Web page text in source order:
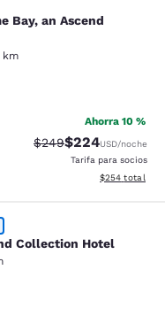
an
Bay, an Ascend
km
Bueno. 459 reseñas
Ahorra 10 %
Precio tachado:
$249Precio con
$224USD/noche
Tarifa para socios
Ver detalles
$254 total
Collection
Collection Hotel
Excepcional. 1549